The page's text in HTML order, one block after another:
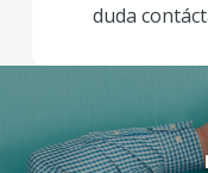
duda